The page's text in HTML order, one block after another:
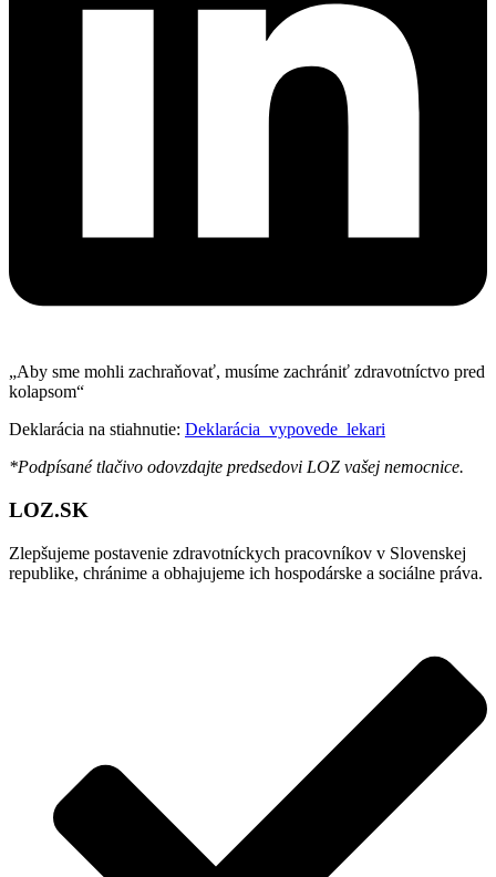
„Aby sme mohli zachraňovať, musíme zachrániť zdravotníctvo pred
kolapsom“
Deklarácia na stiahnutie: Deklarácia_vypovede_lekari
*Podpísané tlačivo odovzdajte predsedovi LOZ vašej nemocnice.
LOZ.SK
Zlepšujeme postavenie zdravotníckych pracovníkov v Slovenskej
republike, chránime a obhajujeme ich hospodárske a sociálne práva.